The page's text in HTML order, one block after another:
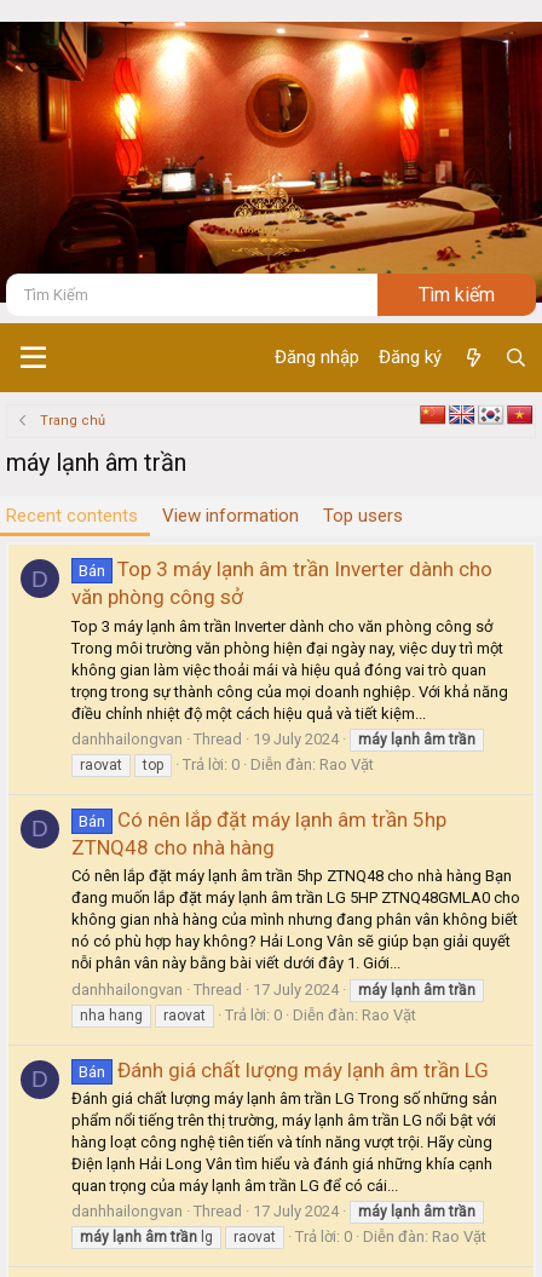
Đăng nhập Đăng ký
Trang chủ
máy lạnh âm trần
Recent contents View information Top users
D Bán
Top 3 máy lạnh âm trần Inverter dành cho
văn phòng công sở
Top 3 máy lạnh âm trần Inverter dành cho văn phòng công sở
Trong môi trường văn phòng hiện đại ngày nay, việc duy trì một
không gian làm việc thoải mái và hiệu quả đóng vai trò quan
trọng trong sự thành công của mọi doanh nghiệp. Với khả năng
điều chỉnh nhiệt độ một cách hiệu quả và tiết kiệm...
danhhailongvan
Thread 19 July 2024 máy lạnh âm trần
raovat
top Trả lời: 0 Diễn đàn: Rao Vặt
D Bán
Có nên lắp đặt máy lạnh âm trần 5hp
ZTNQ48 cho nhà hàng
Có nên lắp đặt máy lạnh âm trần 5hp ZTNQ48 cho nhà hàng Bạn
đang muốn lắp đặt máy lạnh âm trần LG 5HP ZTNQ48GMLA0 cho
không gian nhà hàng của mình nhưng đang phân vân không biết
nó có phù hợp hay không? Hải Long Vân sẽ giúp bạn giải quyết
nỗi phân vân này bằng bài viết dưới đây 1. Giới...
danhhailongvan
Thread 17 July 2024 máy lạnh âm trần
nha hang
raovat Trả lời: 0 Diễn đàn: Rao Vặt
D Bán Đánh giá chất lượng máy lạnh âm trần LG
Đánh giá chất lượng máy lạnh âm trần LG Trong số những sản
phẩm nổi tiếng trên thị trường, máy lạnh âm trần LG nổi bật với
hàng loạt công nghệ tiên tiến và tính năng vượt trội. Hãy cùng
Điện lạnh Hải Long Vân tìm hiểu và đánh giá những khía cạnh
quan trọng của máy lạnh âm trần LG để có cái...
danhhailongvan
Thread 17 July 2024 máy lạnh âm trần
máy lạnh âm trần lg raovat Trả lời: 0 Diễn đàn: Rao Vặt